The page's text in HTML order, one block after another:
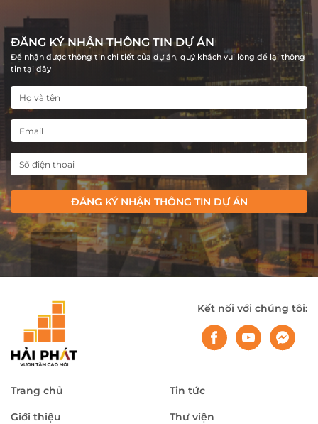
ĐĂNG KÝ NHẬN THÔNG TIN DỰ ÁN
Để nhận được thông tin chi tiết của dự án, quý khách vui lòng để lại thông
tin tại đây
ĐĂNG KÝ NHẬN THÔNG TIN DỰ ÁN
Kết nối với chúng tôi:
Trang chủ
Giới thiệu
Tin tức
Thư viện